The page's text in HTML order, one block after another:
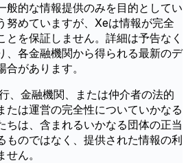
般的な情報提供のみを目的としてい
努めていますが、Xeは情報が完全
とを保証しません。詳細は予告なく
、各金融機関から得られる最新のデ
があります。
、金融機関、または仲介者の法的
たは運営の完全性についていかなる
ちは、含まれるいかなる団体の正当
ものではなく、提供された情報の利
ん。